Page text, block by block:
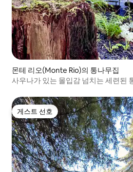
몬테 리오(Monte Rio)의 통나무집
사우나가 있는 몰입감 넘치는 세련된
게스트 선호
게스트 선호